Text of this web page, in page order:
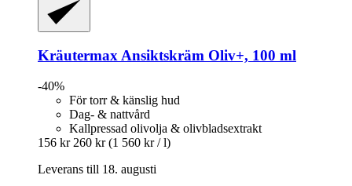
Kräutermax Ansiktskräm Oliv+, 100 ml
-40%
För torr & känslig hud
Dag- & nattvård
Kallpressad olivolja & olivbladsextrakt
156 kr 260 kr (1 560 kr / l)
Leverans till 18. augusti